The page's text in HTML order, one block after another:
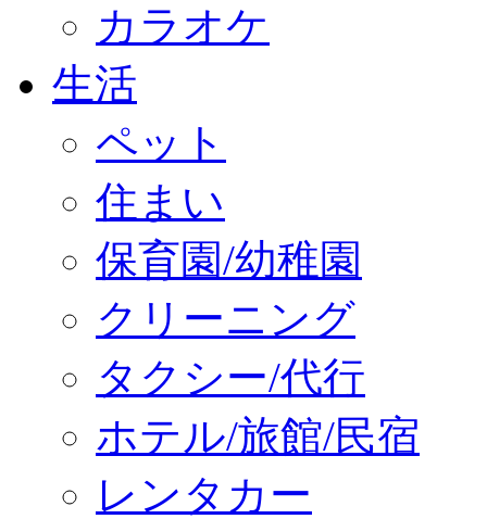
カラオケ
生活
ペット
住まい
保育園/幼稚園
クリーニング
タクシー/代行
ホテル/旅館/民宿
レンタカー